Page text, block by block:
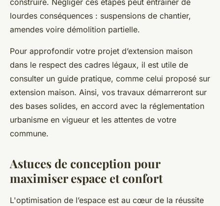
construire. Négliger ces étapes peut entraîner de
lourdes conséquences : suspensions de chantier,
amendes voire démolition partielle.
Pour approfondir votre projet d’extension maison
dans le respect des cadres légaux, il est utile de
consulter un guide pratique, comme celui proposé sur
extension maison. Ainsi, vos travaux démarreront sur
des bases solides, en accord avec la réglementation
urbanisme en vigueur et les attentes de votre
commune.
Astuces de conception pour
maximiser espace et confort
L'optimisation de l’espace est au cœur de la réussite